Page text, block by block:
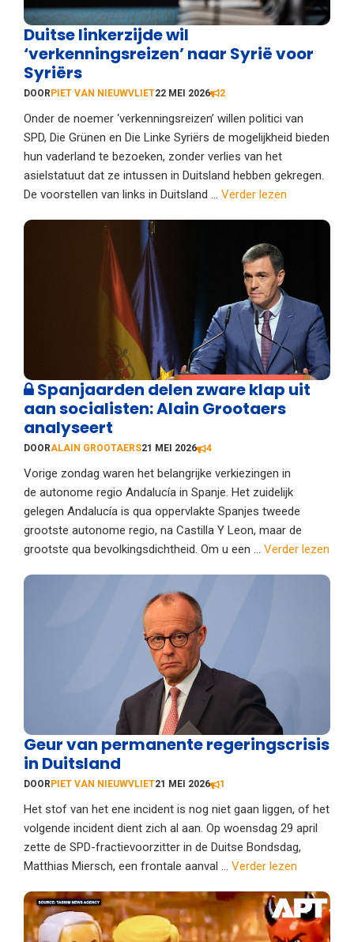
Duitse linkerzijde wil
‘verkenningsreizen’ naar Syrië voor
Syriërs
DOOR PIET VAN NIEUWVLIET22 MEI 2026 2
Onder de noemer ‘verkenningsreizen’ willen politici van
SPD, Die Grünen en Die Linke Syriërs de mogelijkheid bieden
hun vaderland te bezoeken, zonder verlies van het
asielstatuut dat ze intussen in Duitsland hebben gekregen.
De voorstellen van links in Duitsland ... Verder lezen
Spanjaarden delen zware klap uit
aan socialisten: Alain Grootaers
analyseert
DOORALAIN GROOTAERS21 MEI 2026 4
Vorige zondag waren het belangrijke verkiezingen in
de autonome regio Andalucía in Spanje. Het zuidelijk
gelegen Andalucía is qua oppervlakte Spanjes tweede
grootste autonome regio, na Castilla Y Leon, maar de
grootste qua bevolkingsdichtheid. Om u een ... Verder lezen
Geur van permanente regeringscrisis
in Duitsland
DOOR PIET VAN NIEUWVLIET21 MEI 2026 1
Het stof van het ene incident is nog niet gaan liggen, of het
volgende incident dient zich al aan. Op woensdag 29 april
zette de SPD-fractievoorzitter in de Duitse Bondsdag,
Matthias Miersch, een frontale aanval ... Verder lezen